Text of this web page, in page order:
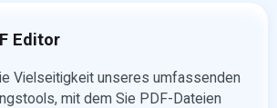
Editor
Vielseitigkeit unseres umfassenden
mit dem Sie PDF-Dateien